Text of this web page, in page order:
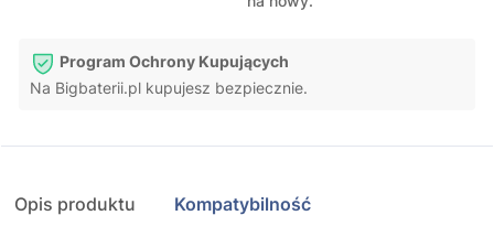
Program Ochrony Kupujących
Na Bigbaterii.pl kupujesz bezpiecznie.
Opis produktu Kompatybilność